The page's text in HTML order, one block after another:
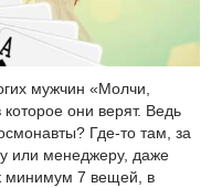
мужчин «Молчи,
они верят. Ведь
Где-то там, за
или менеджеру, даже
минимум 7 вещей, в